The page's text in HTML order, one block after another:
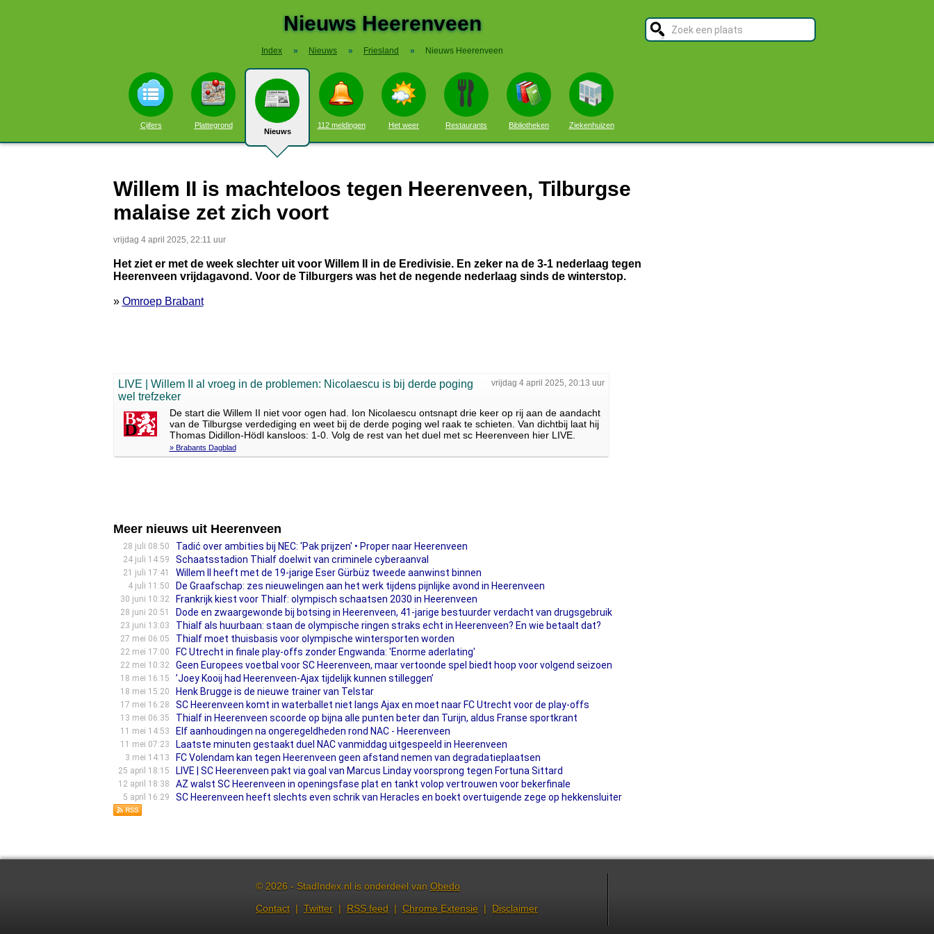
Nieuws Heerenveen
Index » Nieuws » Friesland » Nieuws Heerenveen
Cijfers Plattegrond
Nieuws
112 meldingen Het weer Restaurants Bibliotheken Ziekenhuizen
Willem II is machteloos tegen Heerenveen, Tilburgse
malaise zet zich voort
vrijdag 4 april 2025, 22:11 uur
Het ziet er met de week slechter uit voor Willem II in de Eredivisie. En zeker na de 3-1 nederlaag tegen
Heerenveen vrijdagavond. Voor de Tilburgers was het de negende nederlaag sinds de winterstop.
» Omroep Brabant
vrijdag 4 april 2025, 20:13 uur
LIVE | Willem II al vroeg in de problemen: Nicolaescu is bij derde poging
wel trefzeker
De start die Willem II niet voor ogen had. Ion Nicolaescu ontsnapt drie keer op rij aan de aandacht
van de Tilburgse verdediging en weet bij de derde poging wel raak te schieten. Van dichtbij laat hij
Thomas Didillon-Hödl kansloos: 1-0. Volg de rest van het duel met sc Heerenveen hier LIVE.
» Brabants Dagblad
Meer nieuws uit Heerenveen
28 juli 08:50 Tadić over ambities bij NEC: 'Pak prijzen' • Proper naar Heerenveen
24 juli 14:59 Schaatsstadion Thialf doelwit van criminele cyberaanval
21 juli 17:41 Willem II heeft met de 19-jarige Eser Gürbüz tweede aanwinst binnen
4 juli 11:50 De Graafschap: zes nieuwelingen aan het werk tijdens pijnlijke avond in Heerenveen
30 juni 10:32 Frankrijk kiest voor Thialf: olympisch schaatsen 2030 in Heerenveen
28 juni 20:51 Dode en zwaargewonde bij botsing in Heerenveen, 41-jarige bestuurder verdacht van drugsgebruik
23 juni 13:03 Thialf als huurbaan: staan de olympische ringen straks echt in Heerenveen? En wie betaalt dat?
27 mei 06:05 Thialf moet thuisbasis voor olympische wintersporten worden
22 mei 17:00 FC Utrecht in finale play-offs zonder Engwanda: 'Enorme aderlating'
22 mei 10:32 Geen Europees voetbal voor SC Heerenveen, maar vertoonde spel biedt hoop voor volgend seizoen
18 mei 16:15 ’Joey Kooij had Heerenveen-Ajax tijdelijk kunnen stilleggen’
18 mei 15:20 Henk Brugge is de nieuwe trainer van Telstar
17 mei 16:28 SC Heerenveen komt in waterballet niet langs Ajax en moet naar FC Utrecht voor de play-offs
13 mei 06:35 Thialf in Heerenveen scoorde op bijna alle punten beter dan Turijn, aldus Franse sportkrant
11 mei 14:53 Elf aanhoudingen na ongeregeldheden rond NAC - Heerenveen
11 mei 07:23 Laatste minuten gestaakt duel NAC vanmiddag uitgespeeld in Heerenveen
3 mei 14:13 FC Volendam kan tegen Heerenveen geen afstand nemen van degradatieplaatsen
25 april 18:15 LIVE | SC Heerenveen pakt via goal van Marcus Linday voorsprong tegen Fortuna Sittard
12 april 18:38 AZ walst SC Heerenveen in openingsfase plat en tankt volop vertrouwen voor bekerfinale
5 april 16:29 SC Heerenveen heeft slechts even schrik van Heracles en boekt overtuigende zege op hekkensluiter
© 2026 - StadIndex.nl is onderdeel van Obedo
Contact | Twitter | RSS feed | Chrome Extensie | Disclaimer